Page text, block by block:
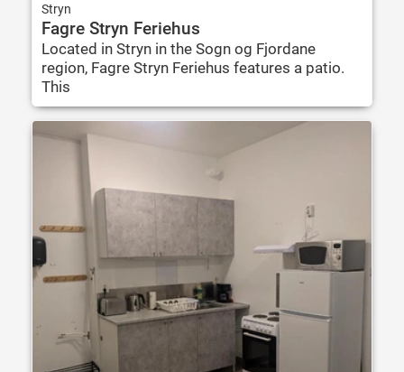
Stryn
Fagre Stryn Feriehus
Located in Stryn in the Sogn og Fjordane
region, Fagre Stryn Feriehus features a patio.
This